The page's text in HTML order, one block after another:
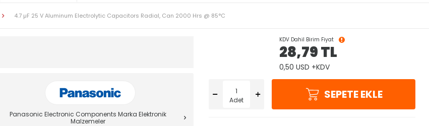
4.7 µF 25 V Aluminum Electrolytic Capacitors Radial, Can 2000 Hrs @ 85°C
Panasonic Electronic Components Marka Elektronik
Malzemeler
KDV Dahil Birim Fiyat
28,79TL
0,50 USD +KDV
Adet SEPETE EKLE